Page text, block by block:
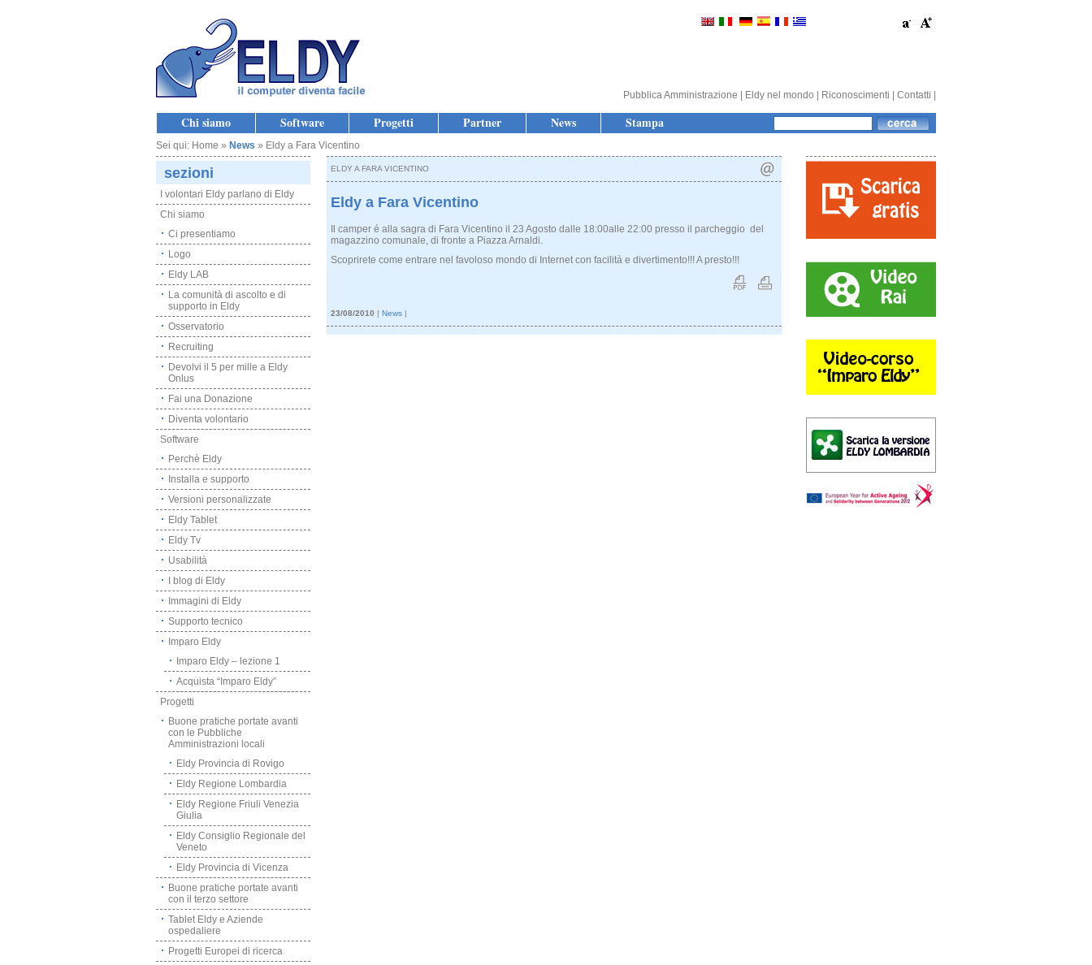
Pubblica Amministrazione Eldy nel mondo Riconoscimenti Contatti
Chi siamo Software Progetti Partner News Stampa
Sei qui: Home » News » Eldy a Fara Vicentino
sezioni
I volontari Eldy parlano di Eldy
Chi siamo
Ci presentiamo
Logo
Eldy LAB
La comunità di ascolto e di
supporto in Eldy
Osservatorio
Recruiting
Devolvi il 5 per mille a Eldy
Onlus
Fai una Donazione
Diventa volontario
Software
Perchè Eldy
Installa e supporto
Versioni personalizzate
Eldy Tablet
Eldy Tv
Usabilità
I blog di Eldy
Immagini di Eldy
Supporto tecnico
Imparo Eldy
Imparo Eldy – lezione 1
Acquista “Imparo Eldy”
Progetti
Buone pratiche portate avanti
con le Pubbliche
Amministrazioni locali
Eldy Provincia di Rovigo
Eldy Regione Lombardia
Eldy Regione Friuli Venezia
Giulia
Eldy Consiglio Regionale del
Veneto
Eldy Provincia di Vicenza
Buone pratiche portate avanti
con il terzo settore
Tablet Eldy e Aziende
ospedaliere
Progetti Europei di ricerca
ELDY A FARA VICENTINO
Eldy a Fara Vicentino
Il camper é alla sagra di Fara Vicentino il 23 Agosto dalle 18:00alle 22:00 presso il parcheggio del
magazzino comunale, di fronte a Piazza Arnaldi.
Scoprirete come entrare nel favoloso mondo di Internet con facilità e divertimento!!! A presto!!!
23/08/2010 | News |